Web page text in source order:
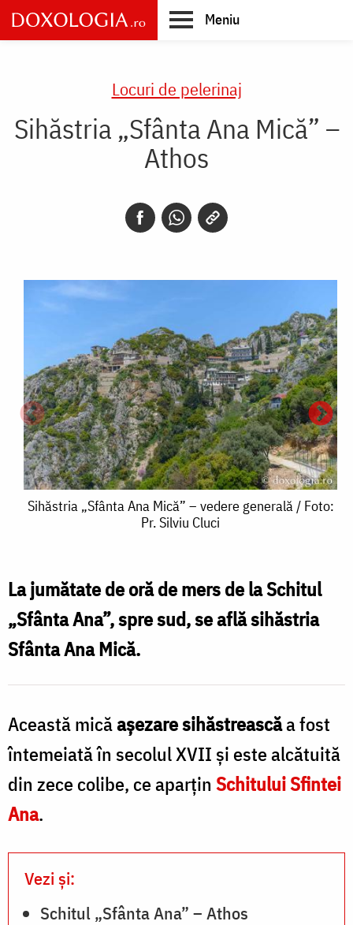
Skip
to
main
Meniu
Locuri de pelerinaj
Sihăstria „Sfânta Ana Mică” –
Athos
Sihăstria
Mică”
–
vedere
Foto:
Pr.
Silviu
Cluci
Sihăstria „Sfânta Ana Mică” – vedere generală / Foto:
Pr. Silviu Cluci
La jumătate de oră de mers de la Schitul
„Sfânta Ana”, spre sud, se află sihăstria
Sfânta Ana Mică.
Această micăaşezare sihăstreascăa fost
întemeiată în secolul XVII şi este alcătuită
din zece colibe, ce aparţin Schitului Sfintei
Ana.
Vezi și:
Schitul „Sfânta Ana” – Athos